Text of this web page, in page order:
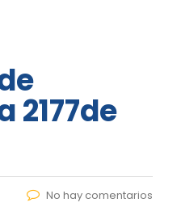
2177de
No hay comentarios